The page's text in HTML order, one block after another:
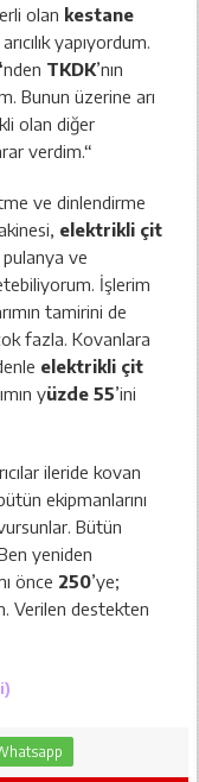
olan kestane
yapıyordum.
nden TKDK’nın
Bunun üzerine arı
olan diğer
verdim.“
ve dinlendirme
elektrikli çit
ve
İşlerim
tamirini de
fazla. Kovanlara
elektrikli çit
yüzde 55’ini
ileride kovan
ekipmanlarını
Bütün
yeniden
önce 250’ye;
Verilen destekten